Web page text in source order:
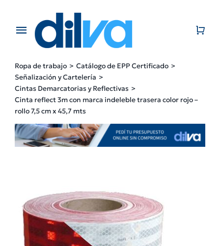
contentToggle
EMPRESA
PRODUCTOS
CATÁLOGO
BLOG
Ropa de trabajo
Catálogo de EPP Certificado
Señalización y Cartelería
Cintas Demarcatorias y Reflectivas
Cinta reflect 3m con marca indeleble trasera color rojo –
rollo 7,5 cm x 45,7 mts